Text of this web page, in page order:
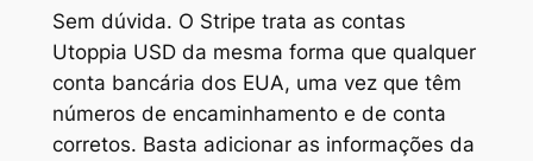
Sem dúvida. O Stripe trata as contas
Utoppia USD da mesma forma que qualquer
conta bancária dos EUA, uma vez que têm
números de encaminhamento e de conta
corretos. Basta adicionar as informações da